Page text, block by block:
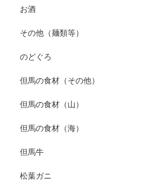
お酒
その他（麺類等）
のどぐろ
但馬の食材（その他）
但馬の食材（山）
但馬の食材（海）
但馬牛
松葉ガニ